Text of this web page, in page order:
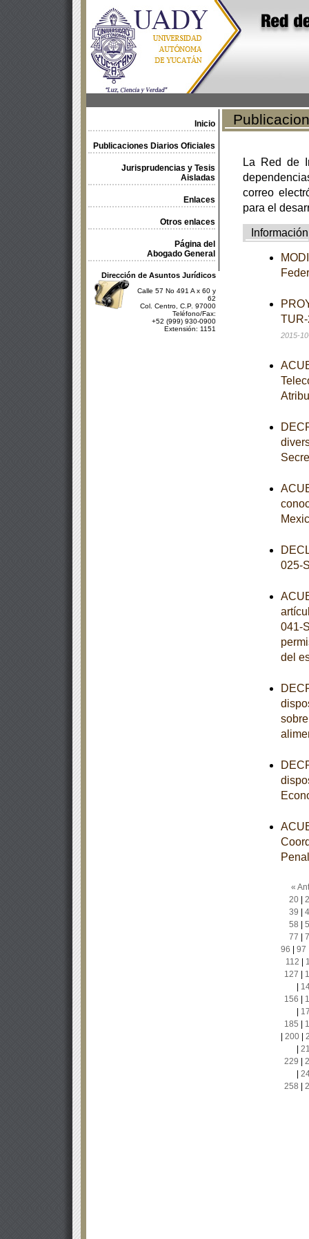
Inicio
Publicaciones Diarios Oficiales
Jurisprudencias y Tesis
Aisladas
Enlaces
Otros enlaces
Página del
Abogado General
Dirección de Asuntos Jurídicos
Calle 57 No 491 A x 60 y
62
Col. Centro, C.P. 97000
Teléfono/Fax:
+52 (999) 930-0900
Extensión: 1151
La Red de
correo
para el
Información
2015-
025-
041-
del
«
20|
39
58
77
96
97
112
127
156
185
200|
229
258